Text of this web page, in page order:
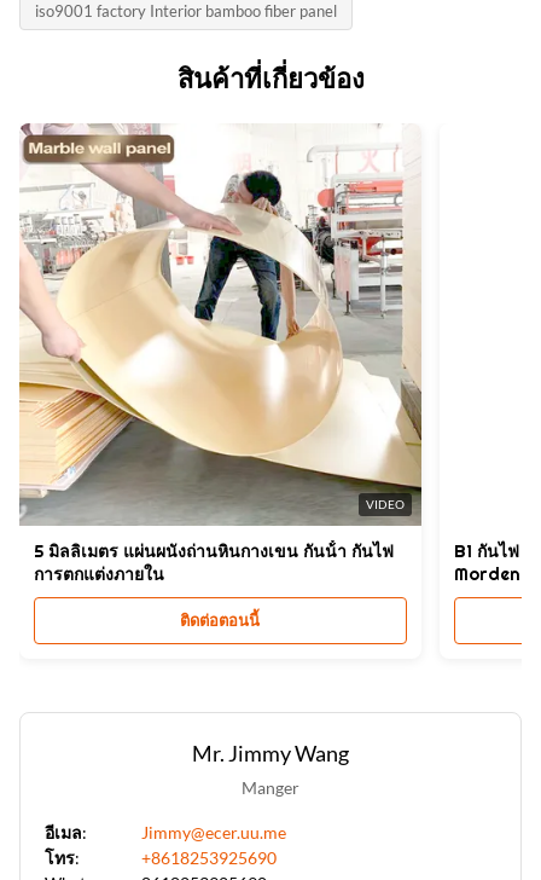
iso9001 factory Interior bamboo fiber panel
สินค้าที่เกี่ยวข้อง
VIDEO
5 มิลลิเมตร แผ่นผนังถ่านหินกางเขน กันน้ํา กันไฟ
การตกแต่งภายใน
ติดต่อตอนนี้
B1 กันไฟ
Morden
Mr. Jimmy Wang
Manger
อีเมล:
Jimmy@ecer.uu.me
โทร:
+8618253925690